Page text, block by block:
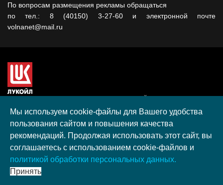
По вопросам размещения рекламы обращаться
по тел.: 8 (40150) 3-27-60 и электронной почте
volnanet@mail.ru
гранта, полученного в рамках XIII Конкурса социальных и
культурных проектов ПАО "ЛУКОЙЛ" на территории
Калининградской области в 2020 году
Согласие на обработку персональных данных
Разработка, поддержка и продвижение S-Media group
© 2026 МАУ «Редакция общественно-политической газеты
Мы используем cookie-файлы для Вашего удобства
пользования сайтом и повышения качества
рекомендаций. Продолжая использовать этот сайт, вы
соглашаетесь с использованием cookie-файлов и
политикой обработки персональных данных.
Принять